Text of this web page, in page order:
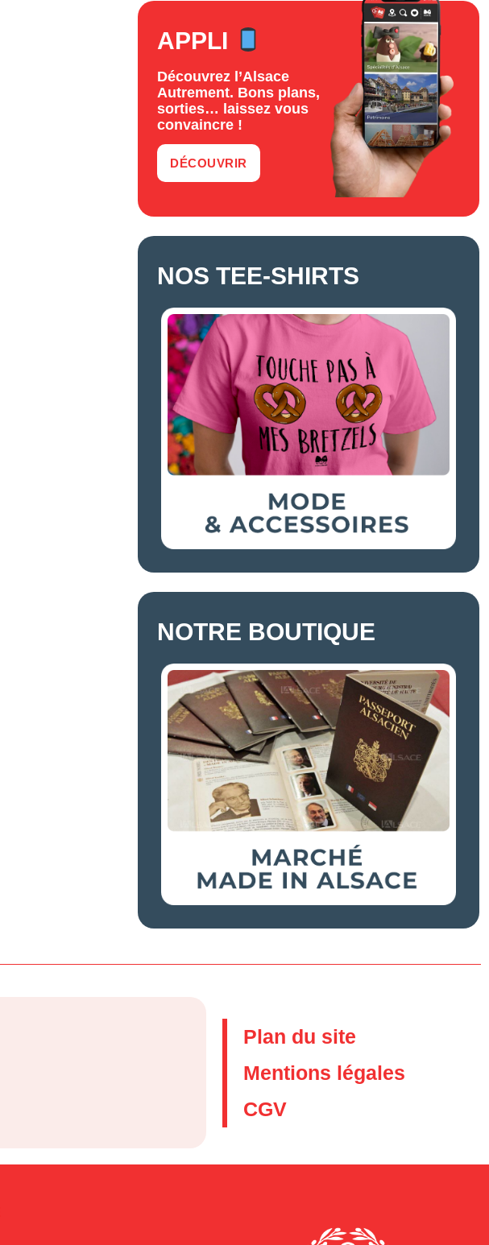
APPLI
Découvrez l’Alsace
Autrement. Bons plans,
sorties… laissez vous
convaincre !
DÉCOUVRIR
NOS TEE-SHIRTS
NOTRE BOUTIQUE
Plan du site
Mentions légales
CGV